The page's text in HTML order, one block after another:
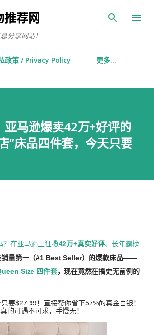
跳至主要内容
推荐网
分享网站！
政策 / Privacy Policy 更多…
亚马逊爆卖42万+好评的
”床品四件套，今天只要
？在亚马逊上狂揽42万+真实好评、长年霸榜
销量第一（#1 Best Seller） 的爆款床品——
Size 四件套，现在竟然在搞史无前例的
要$27.99！直接帮你省下57%的真金白银！
的可遇不可求，手慢无！